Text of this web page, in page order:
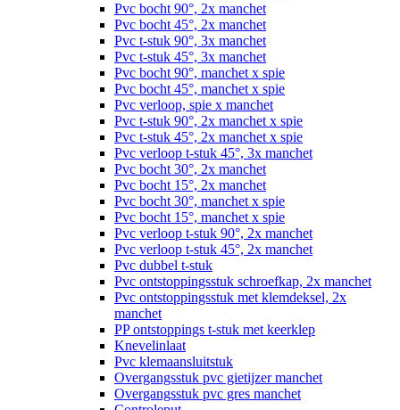
Pvc bocht 90°, 2x manchet
Pvc bocht 45°, 2x manchet
Pvc t-stuk 90°, 3x manchet
Pvc t-stuk 45°, 3x manchet
Pvc bocht 90°, manchet x spie
Pvc bocht 45°, manchet x spie
Pvc verloop, spie x manchet
Pvc t-stuk 90°, 2x manchet x spie
Pvc t-stuk 45°, 2x manchet x spie
Pvc verloop t-stuk 45°, 3x manchet
Pvc bocht 30°, 2x manchet
Pvc bocht 15°, 2x manchet
Pvc bocht 30°, manchet x spie
Pvc bocht 15°, manchet x spie
Pvc verloop t-stuk 90°, 2x manchet
Pvc verloop t-stuk 45°, 2x manchet
Pvc dubbel t-stuk
Pvc ontstoppingsstuk schroefkap, 2x manchet
Pvc ontstoppingsstuk met klemdeksel, 2x
manchet
PP ontstoppings t-stuk met keerklep
Knevelinlaat
Pvc klemaansluitstuk
Overgangsstuk pvc gietijzer manchet
Overgangsstuk pvc gres manchet